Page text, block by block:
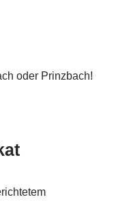
oder Prinzbach!